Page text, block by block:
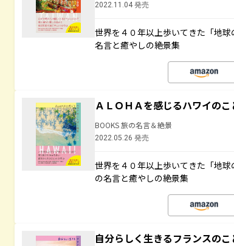
2022.11.04 発売
世界を４０年以上歩いてきた「地
名言と癒やしの絶景集
ＡＬＯＨＡを感じるハワイの
BOOKS 旅の名言＆絶景
2022.05.26 発売
世界を４０年以上歩いてきた「地
の名言と癒やしの絶景集
自分らしく生きるフランスの